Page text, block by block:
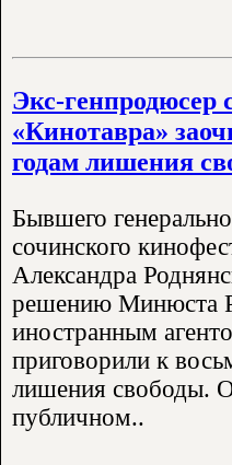
Экс-генпродюсер
«Кинотавра»
годам лишения
Бывшего
сочинского
Александра
решению Минюста
иностранным
приговорили к
лишения свободы.
публичном..